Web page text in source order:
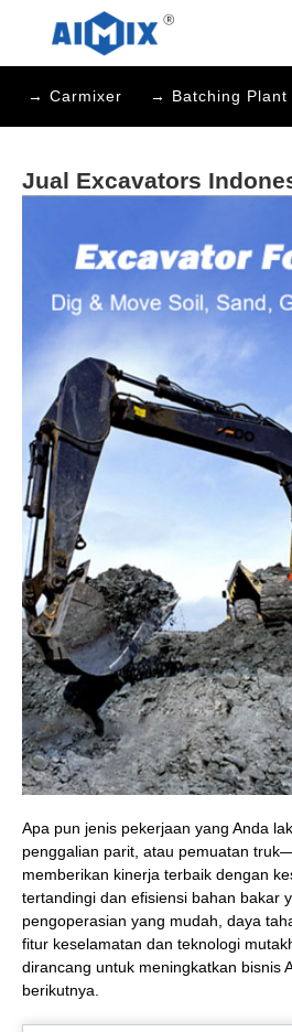
→ Carmixer → Batching Plant
Jual Excavators
Apa pun jenis pekerjaan yang Anda
penggalian parit, atau pemuatan
memberikan kinerja terbaik dengan
tertandingi dan efisiensi bahan bakar
pengoperasian yang mudah, daya
fitur keselamatan dan teknologi
dirancang untuk meningkatkan bisnis
berikutnya.